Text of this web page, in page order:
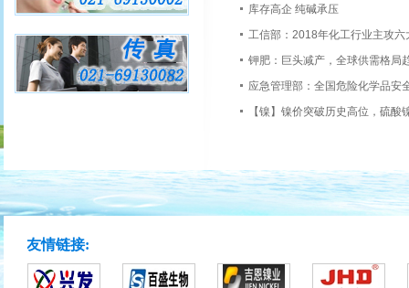
库存高企 纯碱承压
工信部：2018年化工行业主攻六
钾肥：巨头减产，全球供需格局
应急管理部：全国危险化学品安
【镍】镍价突破历史高位，硫酸
友情链接: